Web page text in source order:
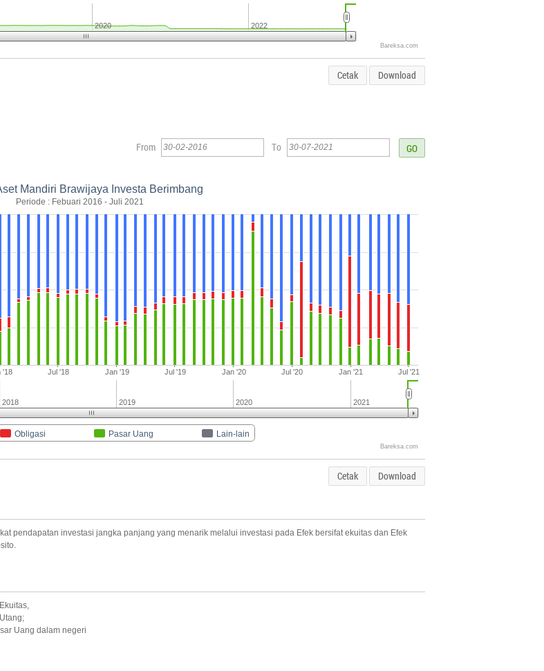
2020 2022
Bareksa.com
Cetak Download
From To
Mandiri Brawijaya Investa Berimbang
Periode : Febuari 2016 - Juli 2021
Obligasi Pasar Uang Lain-lain
'18 Jul '18 Jan '19 Jul '19 Jan '20 Jul '20 Jan '21 Jul '21
2018 2019 2020 2021
Bareksa.com
Cetak Download
pendapatan investasi jangka panjang yang menarik melalui investasi pada Efek bersifat ekuitas dan Efek
Uang dalam negeri